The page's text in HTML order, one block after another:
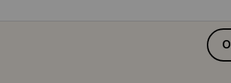
ET JE SAIS QUE NOS EXPERTS
DANS LA MODERNISATION DE
LA PECHE ET NOTAMMENT DE LA